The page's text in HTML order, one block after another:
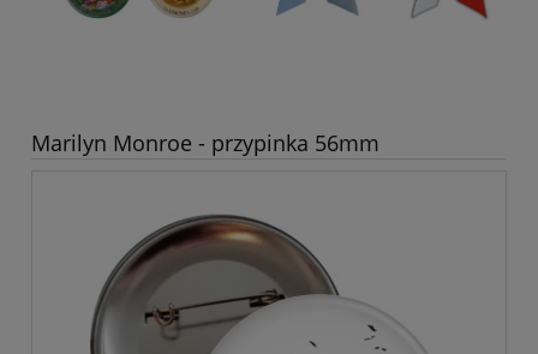
Marilyn Monroe - przypinka 56mm